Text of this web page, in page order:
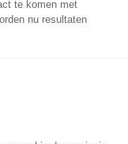
te komen met
nu resultaten